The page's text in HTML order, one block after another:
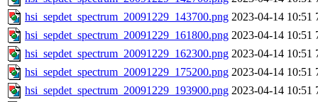
hsi_sepdet_spectrum_20091229_143700.png 2023-04-14 10:51
hsi_sepdet_spectrum_20091229_161800.png 2023-04-14 10:51
hsi_sepdet_spectrum_20091229_162300.png 2023-04-14 10:51
hsi_sepdet_spectrum_20091229_175200.png 2023-04-14 10:51
hsi_sepdet_spectrum_20091229_193900.png 2023-04-14 10:51